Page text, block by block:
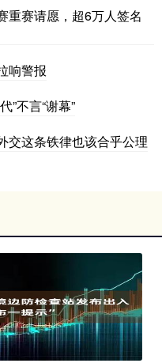
重赛请愿，超6万人签名
响警报
”不言“谢幕”
交这条铁律也该合乎公理